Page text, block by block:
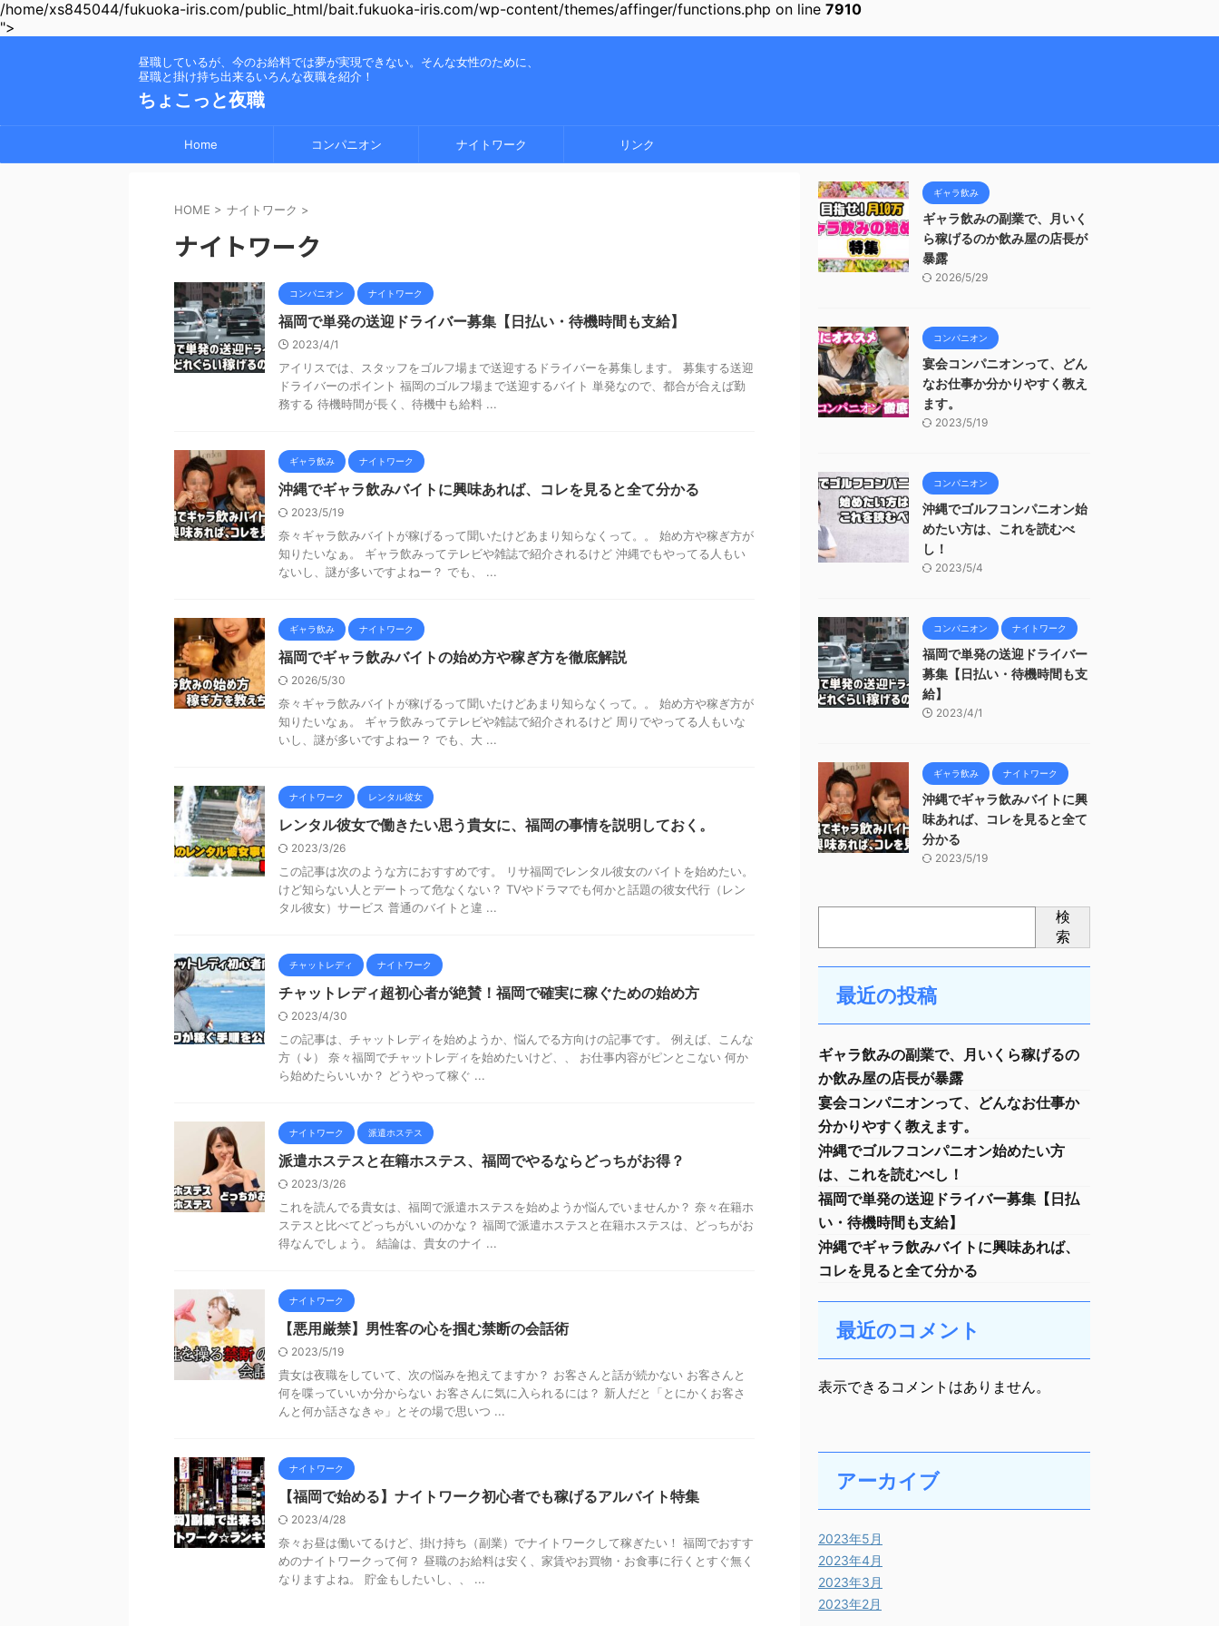
/home/xs845044/fukuoka-iris.com/public_html/bait.fukuoka-iris.com/wp-content/themes/affinger/functions.php on line 7910
">
昼職しているが、今のお給料では夢が実現できない。そんな女性のために、
昼職と掛け持ち出来るいろんな夜職を紹介！
ちょこっと夜職
Home コンパニオン ナイトワーク リンク
HOME > ナイトワーク >
ナイトワーク
コンパニオン ナイトワーク
福岡で単発の送迎ドライバー募集【日払い・待機時間も支給】
2023/4/1
アイリスでは、スタッフをゴルフ場まで送迎するドライバーを募集します。 募集する送迎
ドライバーのポイント 福岡のゴルフ場まで送迎するバイト 単発なので、都合が合えば勤
務する 待機時間が長く、待機中も給料 ...
ギャラ飲み ナイトワーク
沖縄でギャラ飲みバイトに興味あれば、コレを見ると全て分かる
2023/5/19
奈々ギャラ飲みバイトが稼げるって聞いたけどあまり知らなくって。。 始め方や稼ぎ方が
知りたいなぁ。 ギャラ飲みってテレビや雑誌で紹介されるけど 沖縄でもやってる人もい
ないし、謎が多いですよねー？ でも、 ...
ギャラ飲み ナイトワーク
福岡でギャラ飲みバイトの始め方や稼ぎ方を徹底解説
2026/5/30
奈々ギャラ飲みバイトが稼げるって聞いたけどあまり知らなくって。。 始め方や稼ぎ方が
知りたいなぁ。 ギャラ飲みってテレビや雑誌で紹介されるけど 周りでやってる人もいな
いし、謎が多いですよねー？ でも、大 ...
ナイトワーク レンタル彼女
レンタル彼女で働きたい思う貴女に、福岡の事情を説明しておく。
2023/3/26
この記事は次のような方におすすめです。 リサ福岡でレンタル彼女のバイトを始めたい。
けど知らない人とデートって危なくない？ TVやドラマでも何かと話題の彼女代行（レン
タル彼女）サービス 普通のバイトと違 ...
チャットレディ ナイトワーク
チャットレディ超初心者が絶賛！福岡で確実に稼ぐための始め方
2023/4/30
この記事は、チャットレディを始めようか、悩んでる方向けの記事です。 例えば、こんな
方（↓） 奈々福岡でチャットレディを始めたいけど、、 お仕事内容がピンとこない 何か
ら始めたらいいか？ どうやって稼ぐ ...
ナイトワーク 派遣ホステス
派遣ホステスと在籍ホステス、福岡でやるならどっちがお得？
2023/3/26
これを読んでる貴女は、福岡で派遣ホステスを始めようか悩んでいませんか？ 奈々在籍ホ
ステスと比べてどっちがいいのかな？ 福岡で派遣ホステスと在籍ホステスは、どっちがお
得なんでしょう。 結論は、貴女のナイ ...
ナイトワーク
【悪用厳禁】男性客の心を掴む禁断の会話術
2023/5/19
貴女は夜職をしていて、次の悩みを抱えてますか？ お客さんと話が続かない お客さんと
何を喋っていいか分からない お客さんに気に入られるには？ 新人だと「とにかくお客さ
んと何か話さなきゃ」とその場で思いつ ...
ナイトワーク
【福岡で始める】ナイトワーク初心者でも稼げるアルバイト特集
2023/4/28
奈々お昼は働いてるけど、掛け持ち（副業）でナイトワークして稼ぎたい！ 福岡でおすす
めのナイトワークって何？ 昼職のお給料は安く、家賃やお買物・お食事に行くとすぐ無く
なりますよね。 貯金もしたいし、、 ...
ギャラ飲み
ギャラ飲みの副業で、月いく
ら稼げるのか飲み屋の店長が
暴露
2026/5/29
コンパニオン
宴会コンパニオンって、どん
なお仕事か分かりやすく教え
ます。
2023/5/19
コンパニオン
沖縄でゴルフコンパニオン始
めたい方は、これを読むべ
し！
2023/5/4
コンパニオン ナイトワーク
福岡で単発の送迎ドライバー
募集【日払い・待機時間も支
給】
2023/4/1
ギャラ飲み ナイトワーク
沖縄でギャラ飲みバイトに興
味あれば、コレを見ると全て
分かる
2023/5/19
検
索
最近の投稿
ギャラ飲みの副業で、月いくら稼げるの
か飲み屋の店長が暴露
宴会コンパニオンって、どんなお仕事か
分かりやすく教えます。
沖縄でゴルフコンパニオン始めたい方
は、これを読むべし！
福岡で単発の送迎ドライバー募集【日払
い・待機時間も支給】
沖縄でギャラ飲みバイトに興味あれば、
コレを見ると全て分かる
最近のコメント
表示できるコメントはありません。
アーカイブ
2023年5月
2023年4月
2023年3月
2023年2月